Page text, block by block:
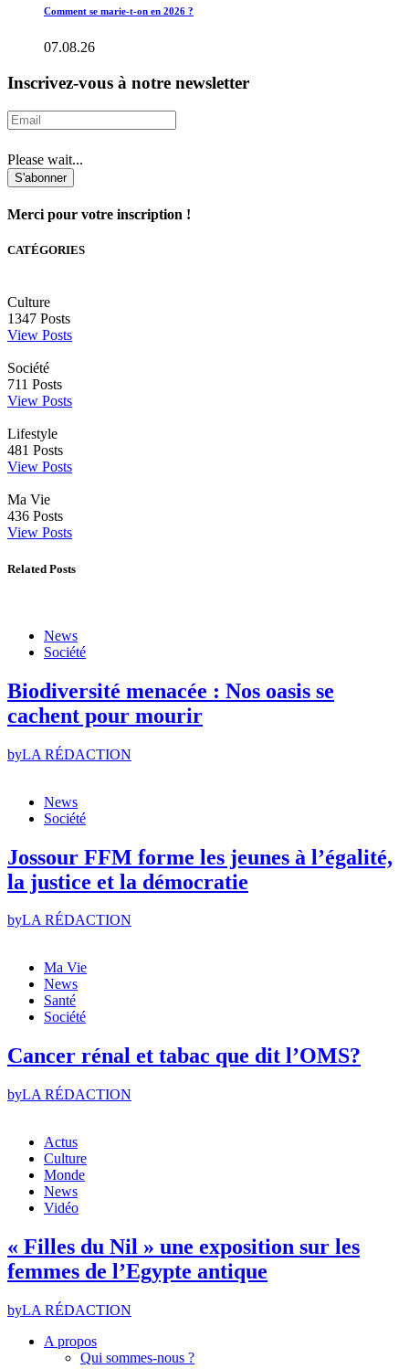
Comment se marie-t-on en 2026 ?
07.08.26
Inscrivez-vous à notre newsletter
Please wait...
S'abonner
Merci pour votre inscription !
CATÉGORIES
Culture
1347 Posts
View Posts
Société
711 Posts
View Posts
Lifestyle
481 Posts
View Posts
Ma Vie
436 Posts
View Posts
Related Posts
News
Société
Biodiversité menacée : Nos oasis se
cachent pour mourir
byLA RÉDACTION
News
Société
Jossour FFM forme les jeunes à l’égalité,
la justice et la démocratie
byLA RÉDACTION
Ma Vie
News
Santé
Société
Cancer rénal et tabac que dit l’OMS?
byLA RÉDACTION
Actus
Culture
Monde
News
Vidéo
« Filles du Nil » une exposition sur les
femmes de l’Egypte antique
byLA RÉDACTION
A propos
Qui sommes-nous ?